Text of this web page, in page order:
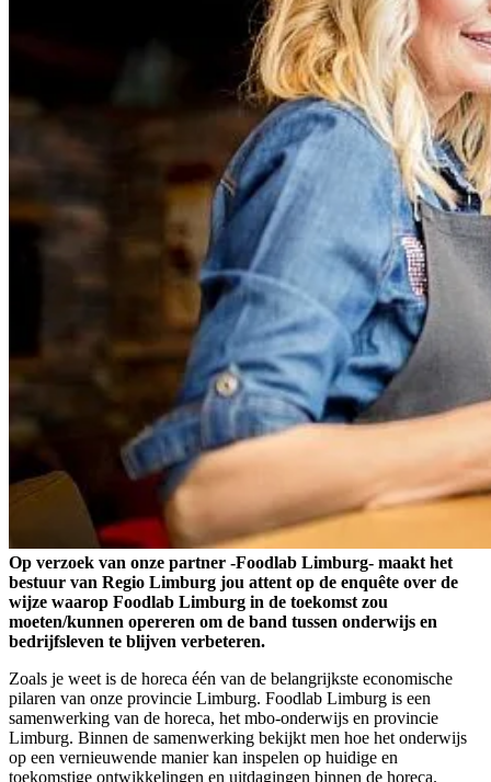
Op verzoek van onze partner -Foodlab Limburg- maakt het
bestuur van Regio Limburg jou attent op de enquête over de
wijze waarop Foodlab Limburg in de toekomst zou
moeten/kunnen opereren om de band tussen onderwijs en
bedrijfsleven te blijven verbeteren.
Zoals je weet is de horeca één van de belangrijkste economische
pilaren van onze provincie Limburg. Foodlab Limburg is een
samenwerking van de horeca, het mbo-onderwijs en provincie
Limburg. Binnen de samenwerking bekijkt men hoe het onderwijs
op een vernieuwende manier kan inspelen op huidige en
toekomstige ontwikkelingen en uitdagingen binnen de horeca.